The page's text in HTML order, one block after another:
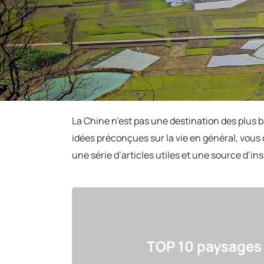
La Chine n’est pas une destination des plus
idées préconçues sur la vie en général,
une série d’articles utiles et une source
TOP 10